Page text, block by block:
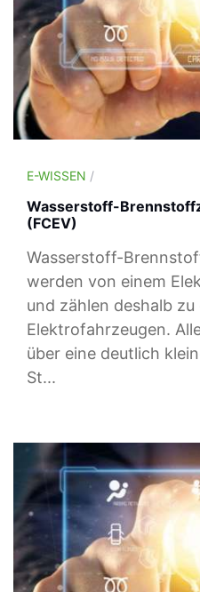
E-WISSEN /
Wasserstoff-
(FCEV)
Wasserstoff-
werden von einem
und zählen deshalb zu
Elektrofahrzeugen.
über eine deutlich
St...